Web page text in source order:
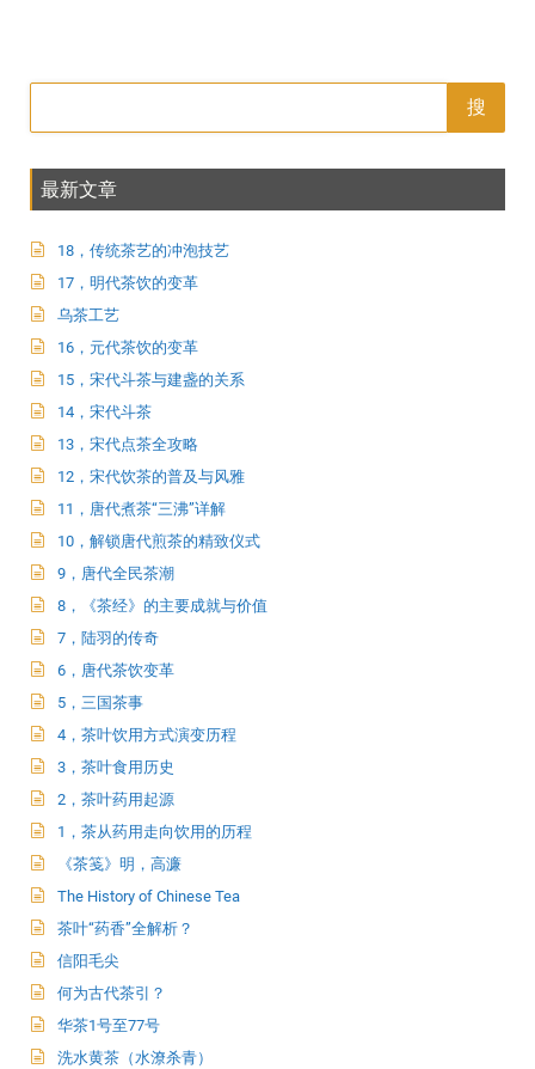
搜
最新文章
18，传统茶艺的冲泡技艺
17，明代茶饮的变革
乌茶工艺
16，元代茶饮的变革
15，宋代斗茶与建盏的关系
14，宋代斗茶
13，宋代点茶全攻略
12，宋代饮茶的普及与风雅
11，唐代煮茶“三沸”详解
10，解锁唐代煎茶的精致仪式
9，唐代全民茶潮
8，《茶经》的主要成就与价值
7，陆羽的传奇
6，唐代茶饮变革
5，三国茶事
4，茶叶饮用方式演变历程
3，茶叶食用历史
2，茶叶药用起源
1，茶从药用走向饮用的历程
《茶笺》明，高濂
The History of Chinese Tea
茶叶“药香”全解析？
信阳毛尖
何为古代茶引？
华茶1号至77号
洗水黄茶（水潦杀青）